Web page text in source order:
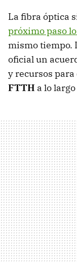
La fibra óptica
próximo paso
mismo tiempo.
oficial un
y recursos
FTTH a lo